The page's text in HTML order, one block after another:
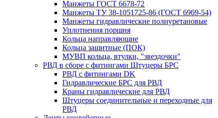
Манжеты ГОСТ 6678-72
Манжеты ТУ 38-1051725-86 (ГОСТ 6969-54)
Манжеты гидравлические полиуретановые
Уплотнения поршня
Кольца направляющие
Кольца защитные (ПОК)
МУВП кольца, втулки, "звездочки"
РВД в сборе с фитингами Штуцеры БРС
РВД с фитингами DK
Гидравлические БРС для РВД
Краны гидравлические для РВД
Штуцеры соединительные и переходные для
РВД